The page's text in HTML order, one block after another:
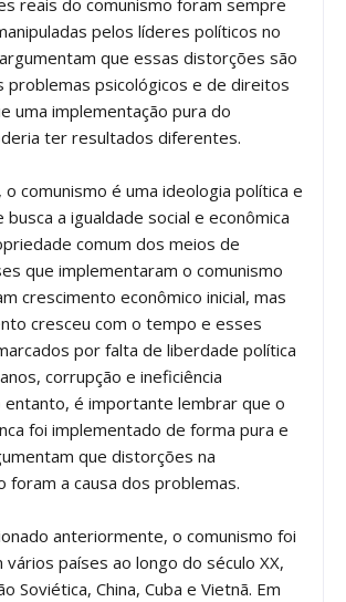
reais do comunismo foram sempre
pelos líderes políticos no
que essas distorções são
problemas psicológicos e de direitos
uma implementação pura do
ter resultados diferentes.
comunismo é uma ideologia política e
busca a igualdade social e econômica
comum dos meios de
que implementaram o comunismo
crescimento econômico inicial, mas
cresceu com o tempo e esses
por falta de liberdade política
corrupção e ineficiência
entanto, é importante lembrar que o
foi implementado de forma pura e
que distorções na
foram a causa dos problemas.
anteriormente, o comunismo foi
países ao longo do século XX,
Soviética, China, Cuba e Vietnã. Em